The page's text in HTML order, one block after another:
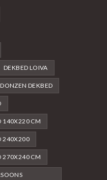
DEKBED LOIVA
DONZEN DEKBED
140X220 CM
240X200
270X240 CM